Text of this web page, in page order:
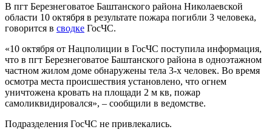
В пгт Березнеговатое Баштанского района Николаевской
области 10 октября в результате пожара погибли 3 человека,
говорится в сводке ГосЧС.
«10 октября от Нацполиции в ГосЧС поступила информация,
что в пгт Березнеговатое Баштанского района в одноэтажном
частном жилом доме обнаружены тела 3-х человек. Во время
осмотра места происшествия установлено, что огнем
уничтожена кровать на площади 2 м кв, пожар
самоликвидировался», – сообщили в ведомстве.
Подразделения ГосЧС не привлекались.